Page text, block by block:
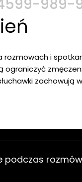
989-
rozmowach i
ograniczyć
zachowują
podczas rozmów